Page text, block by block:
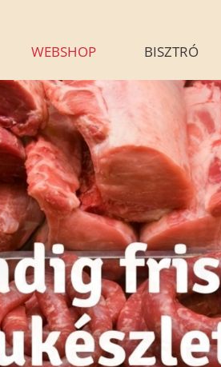
WEBSHOP BISZTRÓ
KÉSZÉTELEINK
BLOG
GALÉRIA